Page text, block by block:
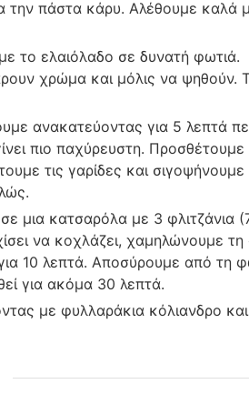
την πάστα κάρυ. Αλέθουμε καλά
το ελαιόλαδο σε δυνατή φωτιά.
χρώμα και μόλις να ψηθούν.
ανακατεύοντας για 5 λεπτά
πιο παχύρευστη. Προσθέτουμε
τις γαρίδες και σιγοψήνουμε
μια κατσαρόλα με 3 φλιτζάνια
να κοχλάζει, χαμηλώνουμε τη
10 λεπτά. Αποσύρουμε από τη
για ακόμα 30 λεπτά.
με φυλλαράκια κόλιανδρο και